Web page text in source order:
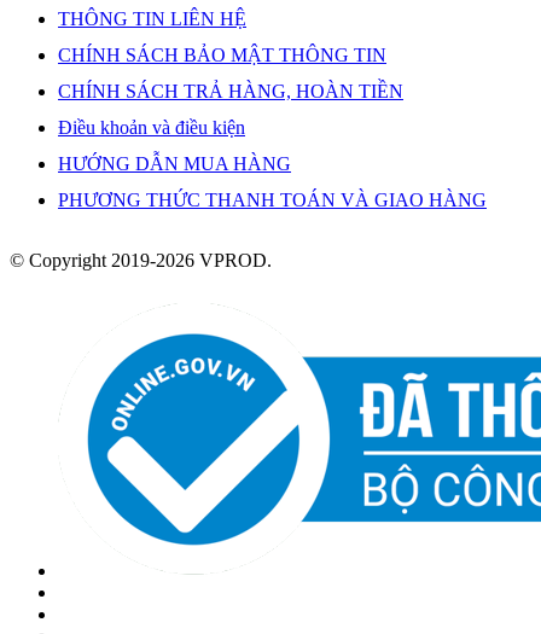
THÔNG TIN LIÊN HỆ
CHÍNH SÁCH BẢO MẬT THÔNG TIN
CHÍNH SÁCH TRẢ HÀNG, HOÀN TIỀN
Điều khoản và điều kiện
HƯỚNG DẪN MUA HÀNG
PHƯƠNG THỨC THANH TOÁN VÀ GIAO HÀNG
© Copyright 2019-2026 VPROD.